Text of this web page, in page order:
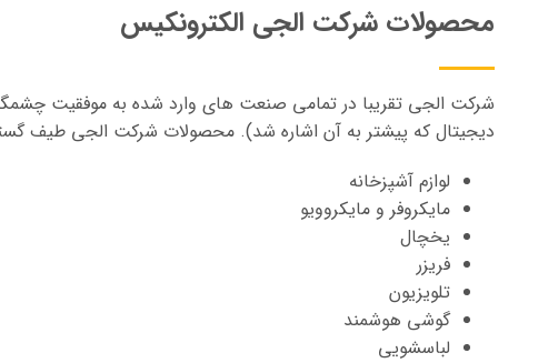
محصولات شرکت الجی الکترونکیس
شرکت الجی تقریبا در تمامی صنعت های وارد شده به موفقیت
دیجیتال که پیشتر به آن اشاره شد). محصولات شرکت الجی طیف
لوازم آشپزخانه
مایکروفر و مایکروویو
یخچال
فریزر
تلویزیون
گوشی هوشمند
لباسشویی